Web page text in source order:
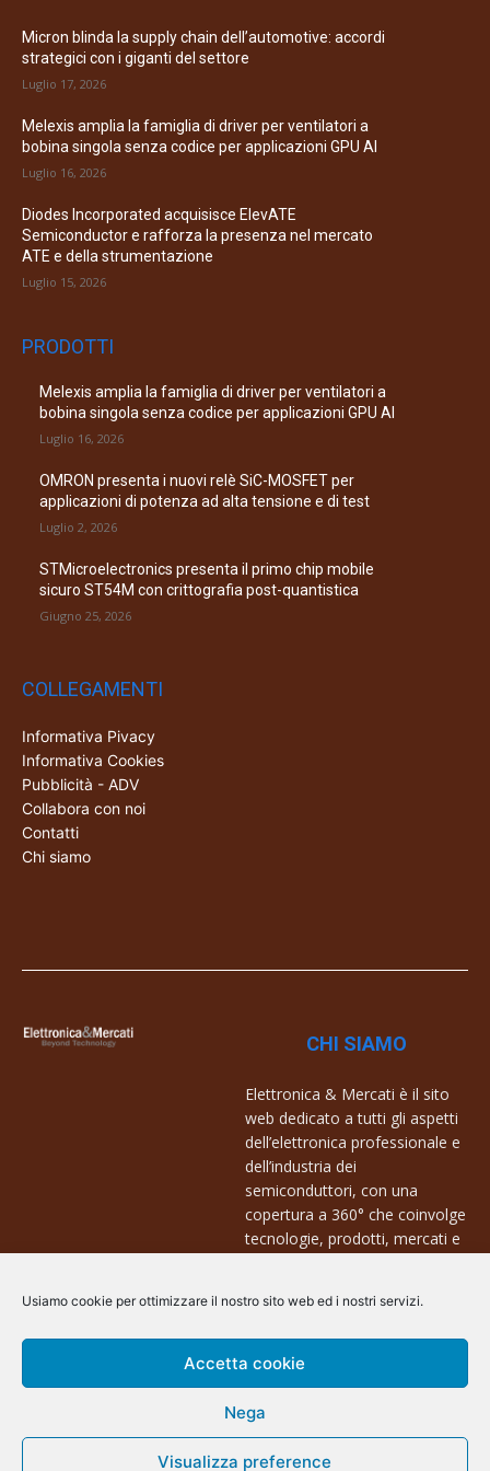
Usiamo cookie per ottimizzare il nostro sito web ed i nostri servizi.
Accetta cookie
Nega
Visualizza preference
Micron blinda la supply chain dell’automotive: accordi
strategici con i giganti del settore
Luglio 17, 2026
Melexis amplia la famiglia di driver per ventilatori a
bobina singola senza codice per applicazioni GPU AI
Luglio 16, 2026
Diodes Incorporated acquisisce ElevATE
Semiconductor e rafforza la presenza nel mercato
ATE e della strumentazione
Luglio 15, 2026
PRODOTTI
Melexis amplia la famiglia di driver per ventilatori a
bobina singola senza codice per applicazioni GPU AI
Luglio 16, 2026
OMRON presenta i nuovi relè SiC-MOSFET per
applicazioni di potenza ad alta tensione e di test
Luglio 2, 2026
STMicroelectronics presenta il primo chip mobile
sicuro ST54M con crittografia post-quantistica
Giugno 25, 2026
COLLEGAMENTI
Informativa Pivacy
Informativa Cookies
Pubblicità - ADV
Collabora con noi
Contatti
Chi siamo
CHI SIAMO
Elettronica & Mercati è il sito
web dedicato a tutti gli aspetti
dell’elettronica professionale e
dell’industria dei
semiconduttori, con una
copertura a 360° che coinvolge
tecnologie, prodotti, mercati e
Contatti:
info@arscommunication.it
@ArsCommunication 2023